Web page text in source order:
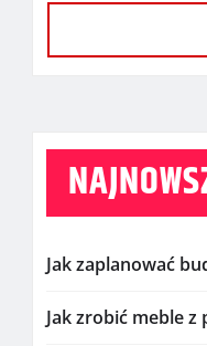
Jak zaplanować
Jak zrobić meble